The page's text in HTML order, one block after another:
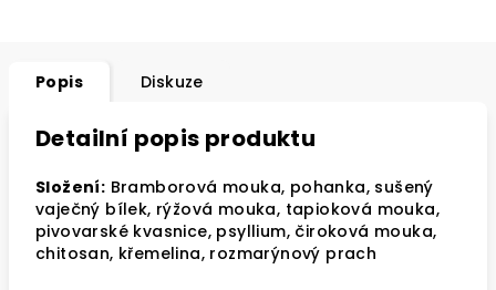
Popis Diskuze
Detailní popis produktu
Složení: Bramborová mouka, pohanka, sušený
vaječný bílek, rýžová mouka, tapioková mouka,
pivovarské kvasnice, psyllium, čiroková mouka,
chitosan, křemelina, rozmarýnový prach